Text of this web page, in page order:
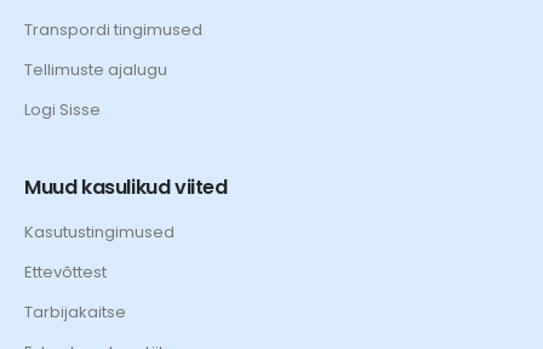
Transpordi tingimused
Tellimuste ajalugu
Logi Sisse
Muud kasulikud viited
Kasutustingimused
Ettevõttest
Tarbijakaitse